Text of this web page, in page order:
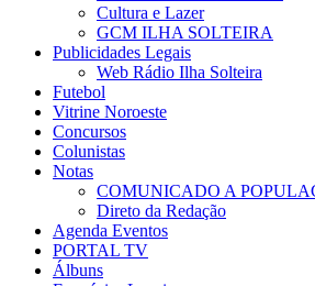
Cultura e Lazer
GCM ILHA SOLTEIRA
Publicidades Legais
Web Rádio Ilha Solteira
Futebol
Vitrine Noroeste
Concursos
Colunistas
Notas
COMUNICADO A
Direto da Redação
Agenda Eventos
PORTAL TV
Álbuns